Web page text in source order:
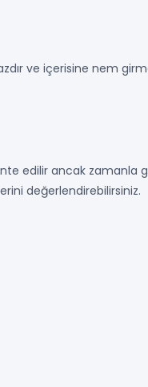
ve içerisine nem
edilir ancak zamanla
değerlendirebilirsiniz.